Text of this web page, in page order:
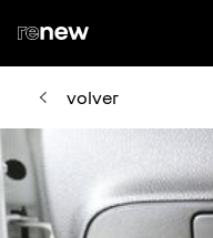
volver